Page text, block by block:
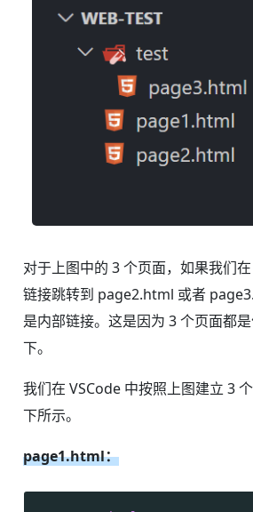
对于上图中的 3 个页面，如果我们
链接跳转到 page2.html 或者
是内部链接。这是因为 3 个页面都
下。
我们在 VSCode 中按照上图建立 3
下所示。
page1.html：